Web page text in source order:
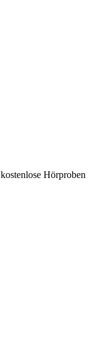
Hörproben